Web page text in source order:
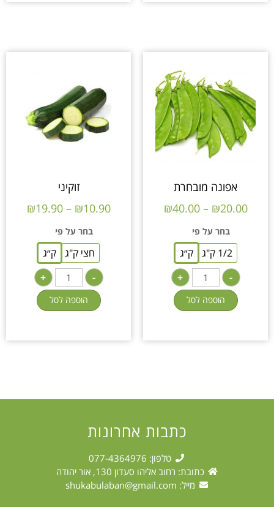
אפונה מובחרת
₪20.00
–
₪40.00
בחר על פי
1/2 ק"ג
ק״ג
-
+
הוספה לסל
זוקיני
₪10.90
–
₪19.90
בחר על פי
חצי ק"ג
ק״ג
-
+
הוספה לסל
כתבות אחרונות
טלפון: 077-4364976
כתובת: רחוב אליהו סעדון 130, אור יהודה
מייל: shukabulaban@gmail.com